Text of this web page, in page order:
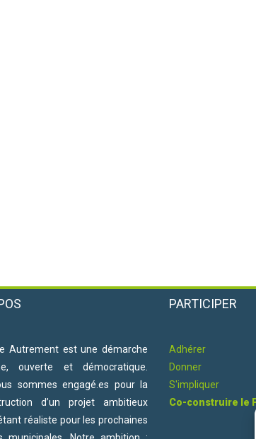
Autrement est une démarche
ouverte et démocratique.
sommes engagé.es pour la
d’un projet ambitieux
réaliste pour les prochaines
PARTICIPER
Adhérer
Donner
S'impliquer
Co-construire le